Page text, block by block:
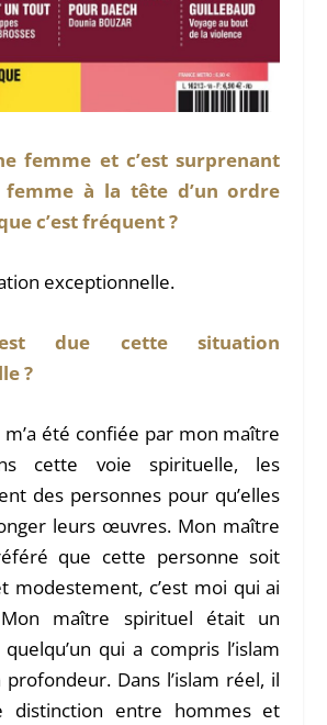
femme et c’est surprenant
à la tête d’un ordre
c’est fréquent ?
exceptionnelle.
due cette situation
?
été confiée par mon maître
cette voie spirituelle, les
des personnes pour qu’elles
leurs œuvres. Mon maître
que cette personne soit
modestement, c’est moi qui ai
maître spirituel était un
qui a compris l’islam
Dans l’islam réel, il
distinction entre hommes et